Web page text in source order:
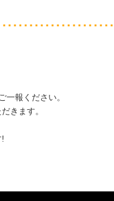
一報ください。
きます。